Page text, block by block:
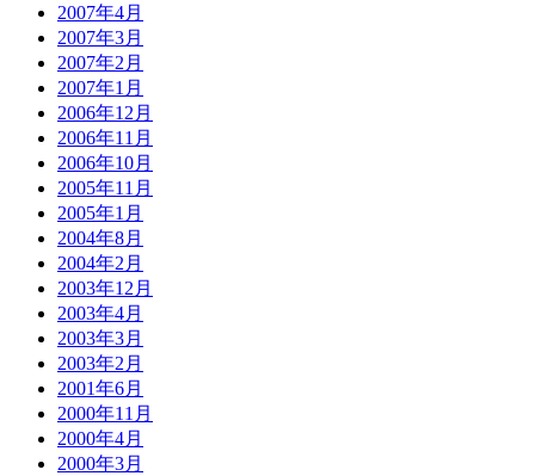
2007年4月
2007年3月
2007年2月
2007年1月
2006年12月
2006年11月
2006年10月
2005年11月
2005年1月
2004年8月
2004年2月
2003年12月
2003年4月
2003年3月
2003年2月
2001年6月
2000年11月
2000年4月
2000年3月